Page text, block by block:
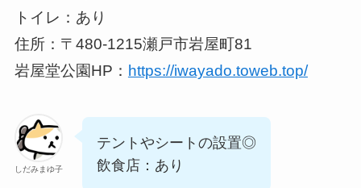
トイレ：あり
住所：〒480-1215瀬戸市岩屋町81
岩屋堂公園HP： https://iwayado.toweb.top/
しだみまゆ子
テントやシートの設置◎
飲食店：あり